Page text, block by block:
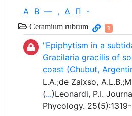
Α Β — , Δ Π -
Ceramium rubrum 1
"Epiphytism in a
Gracilaria gracilis of
coast (Chubut,
L.A.;de Zaixso,
(...)Leonardi, P.I.
Phycology.